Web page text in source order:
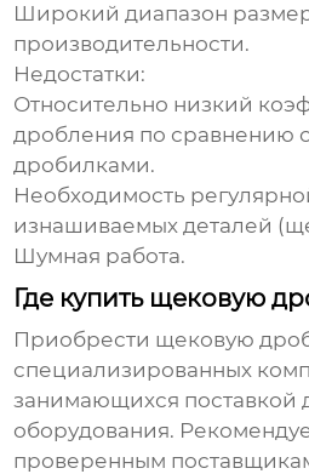
Широкий диапазон
производительности.
Недостатки:
Относительно низкий
дробления по сравнению
дробилками.
Необходимость
изнашиваемых деталей
Шумная работа.
Где купить щековую
Приобрести щековую
специализированных
занимающихся поставкой
оборудования.
проверенным